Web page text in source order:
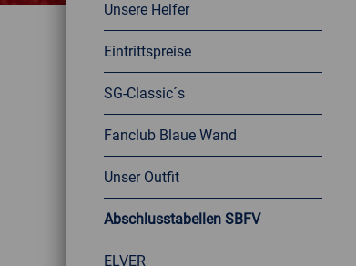
Unsere Helfer
Eintrittspreise
SG-Classic´s
Fanclub Blaue Wand
Unser Outfit
Abschlusstabellen SBFV
ELVER